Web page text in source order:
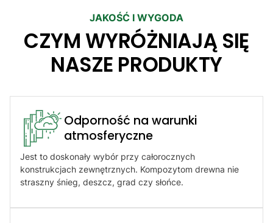
JAKOŚĆ I WYGODA
CZYM WYRÓŻNIAJĄ SIĘ
NASZE PRODUKTY
Odporność na warunki
atmosferyczne​
Jest to doskonały wybór przy całorocznych
konstrukcjach zewnętrznych. Kompozytom drewna nie
straszny śnieg, deszcz, grad czy słońce.